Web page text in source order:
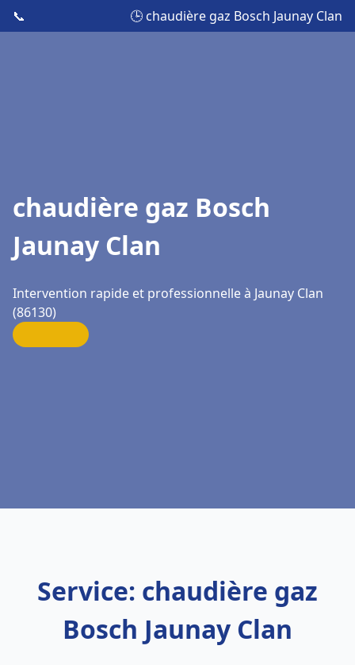
📞 🕒 chaudière gaz Bosch Jaunay Clan
chaudière gaz Bosch
Jaunay Clan
Intervention rapide et professionnelle à Jaunay Clan
(86130)
Service: chaudière gaz
Bosch Jaunay Clan